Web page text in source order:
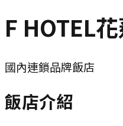
F HOTEL
國內連鎖品牌飯店
飯店介紹